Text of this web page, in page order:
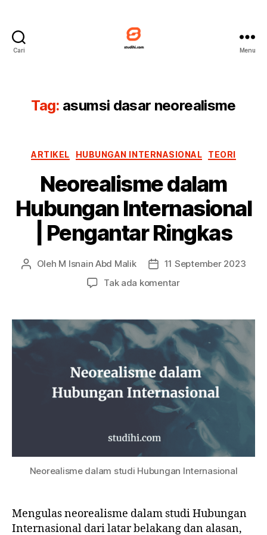
Cari Menu
Tag: asumsi dasar neorealisme
Kategori
ARTIKEL HUBUNGAN INTERNASIONAL TEORI
Neorealisme dalam
Hubungan Internasional
| Pengantar Ringkas
Penulis
Oleh M Isnain Abd Malik
Tanggal
artikel
11 September 2023
Tak ada komentarpada
Hubungan
Internasional
Pengantar
Ringkas
Neorealisme dalam studi Hubungan Internasional
Mengulas neorealisme dalam studi Hubungan
Internasional dari latar belakang dan alasan,